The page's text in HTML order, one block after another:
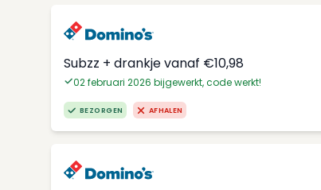
Subzz + drankje vanaf €10,98
02 februari 2026 bijgewerkt, code werkt!
BEZORGEN AFHALEN